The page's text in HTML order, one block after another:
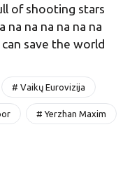
of shooting stars
na na na na na na
save the world
# Vaikų Eurovizija
# Yerzhan Maxim